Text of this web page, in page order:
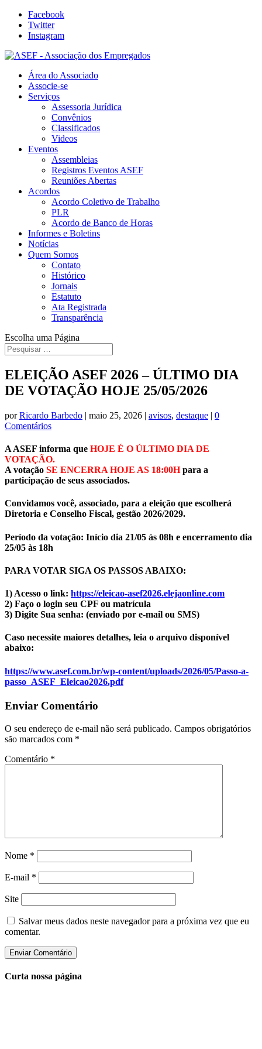
Facebook
Twitter
Instagram
Área do Associado
Associe-se
Serviços
Assessoria Jurídica
Convênios
Classificados
Videos
Eventos
Assembleias
Registros Eventos ASEF
Reuniões Abertas
Acordos
Acordo Coletivo de Trabalho
PLR
Acordo de Banco de Horas
Informes e Boletins
Notícias
Quem Somos
Contato
Histórico
Jornais
Estatuto
Ata Registrada
Transparência
Escolha uma Página
ELEIÇÃO ASEF 2026 – ÚLTIMO DIA
DE VOTAÇÃO HOJE 25/05/2026
porRicardo Barbedo | maio 25, 2026 | avisos, destaque | 0
Comentários
A ASEF informa que HOJE É O ÚLTIMO DIA DE
VOTAÇÃO.
A votação SE ENCERRA HOJE AS 18:00Hpara a
participação de seus associados.
Convidamos você, associado, para a eleição que escolherá
Diretoria e Conselho Fiscal, gestão 2026/2029.
Período da votação: Início dia 21/05 às 08h e encerramento dia
25/05 às 18h
PARA VOTAR SIGA OS PASSOS ABAIXO:
1) Acesso o link: https://eleicao-asef2026.elejaonline.com
2) Faço o login seu CPF ou matrícula
3) Digite Sua senha: (enviado por e-mail ou SMS)
Caso necessite maiores detalhes, leia o arquivo disponível
abaixo:
https://www.asef.com.br/wp-content/uploads/2026/05/Passo-a-
passo_ASEF_Eleicao2026.pdf
Enviar Comentário
O seu endereço de e-mail não será publicado. Campos obrigatórios
são marcados com *
Comentário *
Nome *
E-mail *
Site
Salvar meus dados neste navegador para a próxima vez que eu
comentar.
Curta nossa página